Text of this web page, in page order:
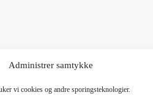
Administrer samtykke
vi cookies og andre sporingsteknologier.